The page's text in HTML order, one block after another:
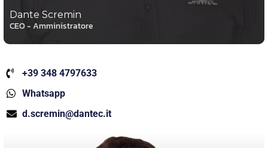
Dante Scremin
CEO - Amministratore
+39 348 4797633
Whatsapp
d.scremin@dantec.it